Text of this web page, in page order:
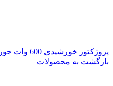
پروژکتور خورشیدی 600 وات جورتن Jortan
بازگشت به محصولات